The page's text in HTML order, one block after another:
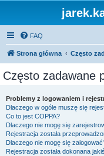
FAQ
Strona główna Często
Często zadawane
Problemy z logowaniem i
Dlaczego w ogóle muszę się
Co to jest COPPA?
Dlaczego nie mogę się
Rejestracja została
Dlaczego nie mogę się
Rejestracja została dokonana